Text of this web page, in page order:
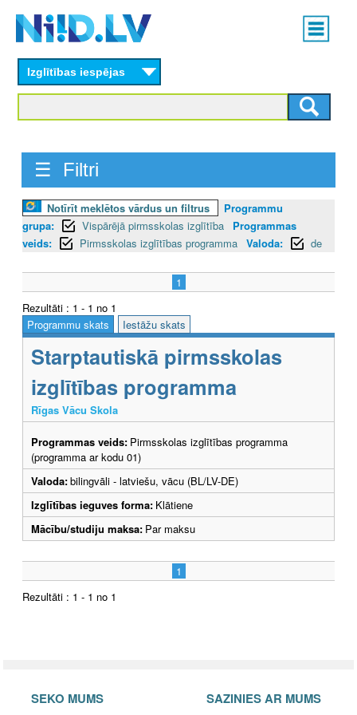
content
Main
menu
Izglītības iespējas
☰ Filtri
Notīrīt meklētos vārdus un filtrus
Programmu
grupa:
Vispārējā pirmsskolas izglītība
Programmas
veids:
Pirmsskolas izglītības programma Valoda: de
1
Rezultāti : 1 - 1 no 1
Programmu skats
Iestāžu skats
Starptautiskā pirmsskolas
izglītības programma
Rīgas Vācu Skola
Programmas veids: Pirmsskolas izglītības programma
(programma ar kodu 01)
Valoda:bilingvāli - latviešu, vācu (BL/LV-DE)
Izglītības ieguves forma: Klātiene
Mācību/studiju maksa: Par maksu
1
Rezultāti : 1 - 1 no 1
SEKO MUMS SAZINIES AR MUMS